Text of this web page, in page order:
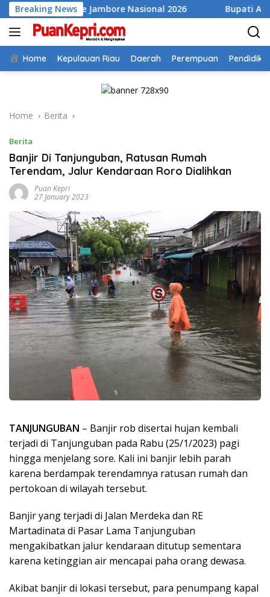
Skip
to
content
Breaking News
ke Jambore Nasional 2026 Bupati Aneng Evaluasi
Home Kepulauan Riau Daerah Perempuan
Home Berita
Berita
Banjir Di Tanjunguban, Ratusan Rumah
Terendam, Jalur Kendaraan Roro Dialihkan
Puan Kepri
27 January 2023
TANJUNGUBAN – Banjir rob disertai hujan kembali
terjadi di Tanjunguban pada Rabu (25/1/2023) pagi
hingga menjelang sore. Kali ini banjir lebih parah
karena berdampak terendamnya ratusan rumah dan
pertokoan di wilayah tersebut.
Banjir yang terjadi di Jalan Merdeka dan RE
Martadinata di Pasar Lama Tanjunguban
mengakibatkan jalur kendaraan ditutup sementara
karena ketinggian air mencapai paha orang dewasa.
Akibat banjir di lokasi tersebut, para penumpang kapal